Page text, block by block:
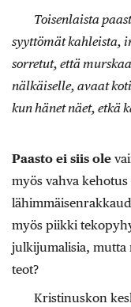
Toisenlaista
syyttömät kahleista,
sorretut, että
nälkäiselle, avaat
kun hänet näet, etkä
Paasto ei siis ole
myös vahva
myös piikki
julkijumalisia, mutta
teot?
Kristinuskon